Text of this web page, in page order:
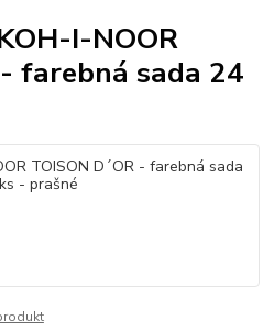
I-NOOR
farebná sada 24